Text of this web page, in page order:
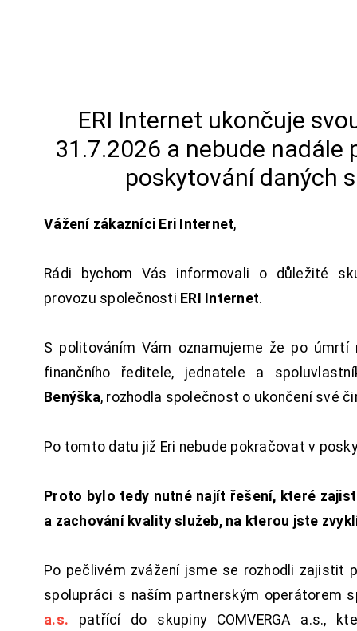
ERI Internet ukončuje
31.7.2026 a nebude nadále
poskytování daných
Vážení zákazníci Eri Internet,
Rádi bychom Vás informovali o důležité
provozu společnosti ERI Internet.
S politováním Vám oznamujeme že po úmrtí
finančního ředitele, jednatele a
Benýška, rozhodla společnost o ukončení své
Po tomto datu již Eri nebude pokračovat v
Proto bylo tedy nutné najít řešení, které
a zachování kvality služeb, na kterou jste
Po pečlivém zvážení jsme se rozhodli zajistit
spolupráci s naším partnerským operátorem
a.s. patřící do skupiny COMVERGA a.s.,